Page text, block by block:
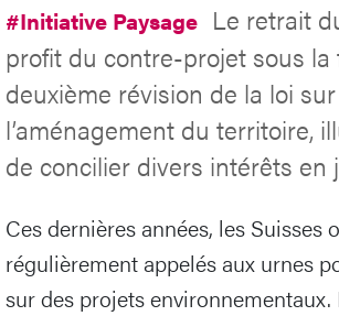
#Initiative Paysage Le retrait
profit du contre-projet sous la
deuxième révision de la loi sur
l’aménagement du territoire,
de concilier divers intérêts en
Ces dernières années, les Suisses
régulièrement appelés aux urnes
sur des projets environnementaux.